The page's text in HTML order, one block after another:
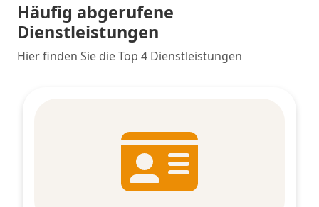
Häufig abgerufene
Dienstleistungen
Hier finden Sie die Top 4 Dienstleistungen